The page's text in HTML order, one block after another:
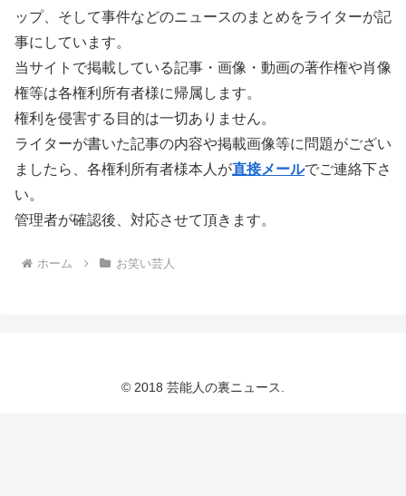
ップ、そして事件などのニュースのまとめをライターが記
事にしています。
当サイトで掲載している記事・画像・動画の著作権や肖像
権等は各権利所有者様に帰属します。
権利を侵害する目的は一切ありません。
ライターが書いた記事の内容や掲載画像等に問題がござい
ましたら、各権利所有者様本人が直接メールでご連絡下さ
い。
管理者が確認後、対応させて頂きます。
ホーム お笑い芸人
© 2018 芸能人の裏ニュース.